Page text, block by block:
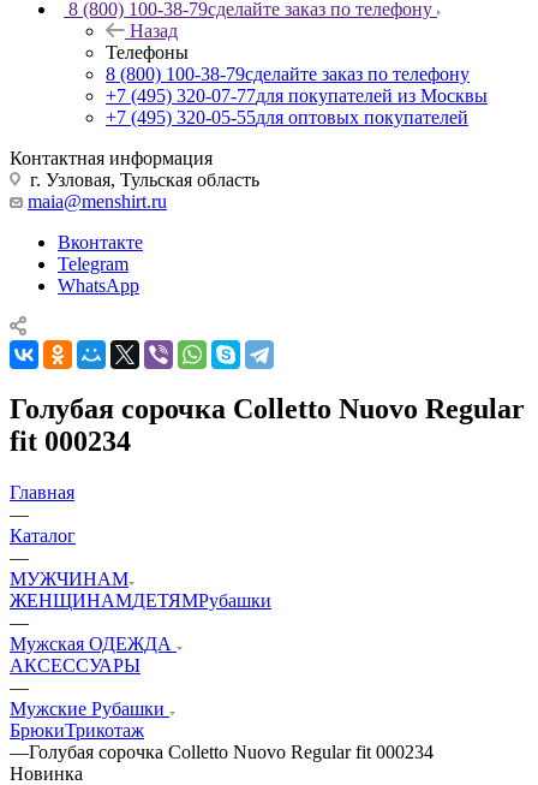
8 (800) 100-38-79сделайте заказ по телефону
Назад
Телефоны
8 (800) 100-38-79сделайте заказ по телефону
+7 (495) 320-07-77для покупателей из Москвы
+7 (495) 320-05-55для оптовых покупателей
Контактная информация
г. Узловая, Тульская область
maia@menshirt.ru
Вконтакте
Telegram
WhatsApp
Голубая сорочка Colletto Nuovo Regular
fit 000234
Главная
—
Каталог
—
МУЖЧИНАМ
ЖЕНЩИНАМДЕТЯМРубашки
—
Мужская ОДЕЖДА
АКСЕССУАРЫ
—
Мужские Рубашки
БрюкиТрикотаж
—Голубая сорочка Colletto Nuovo Regular fit 000234
Новинка